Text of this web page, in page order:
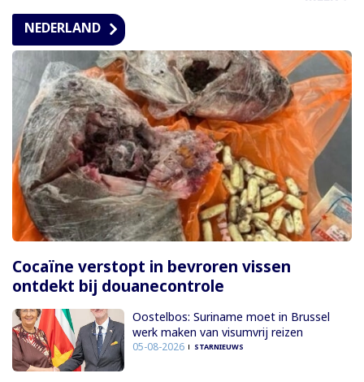
NEDERLAND
Cocaïne verstopt in bevroren vissen
ontdekt bij douanecontrole
Oostelbos: Suriname moet in Brussel
werk maken van visumvrij reizen
05-08-2026 STARNIEUWS